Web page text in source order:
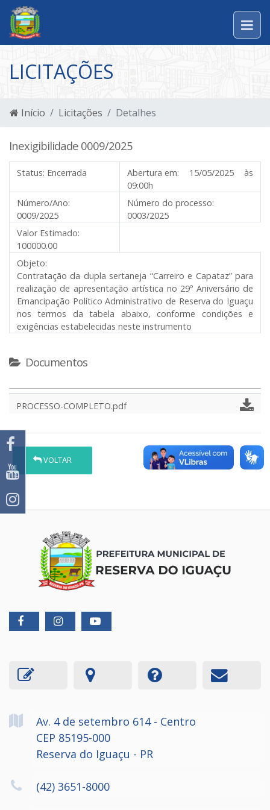
LICITAÇÕES
Início Licitações Detalhes
Inexigibilidade 0009/2025
Status: Encerrada Abertura em: 15/05/2025 às
09:00h
Número/Ano:
0009/2025
Número do processo:
0003/2025
Valor Estimado:
100000.00
Objeto:
Contratação da dupla sertaneja “Carreiro e Capataz” para
realização de apresentação artística no 29º Aniversário de
Emancipação Político Administrativo de Reserva do Iguaçu
nos termos da tabela abaixo, conforme condições e
exigências estabelecidas neste instrumento
Documentos
PROCESSO-COMPLETO.pdf
VOLTAR
Av. 4 de setembro 614 - Centro
CEP 85195-000
Reserva do Iguaçu - PR
(42) 3651-8000